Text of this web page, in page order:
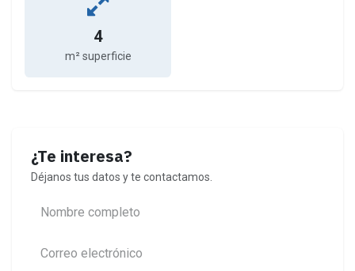
4
m² superficie
¿Te interesa?
Déjanos tus datos y te contactamos.